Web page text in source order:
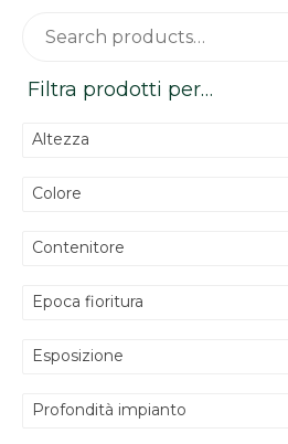
Filtra prodotti per…
Altezza
Colore
Contenitore
Epoca fioritura
Esposizione
Profondità impianto